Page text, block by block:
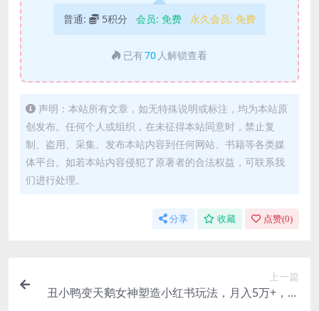
普通: 5积分 会员: 免费 永久会员: 免费
已有70 人解锁查看
声明：本站所有文章，如无特殊说明或标注，均为本站原
创发布。任何个人或组织，在未征得本站同意时，禁止复
制、盗用、采集、发布本站内容到任何网站、书籍等各类媒
体平台。如若本站内容侵犯了原著者的合法权益，可联系我
们进行处理。
分享 收藏 点赞(0)
上一篇
丑小鸭变天鹅女神塑造小红书玩法，月入5万+，简